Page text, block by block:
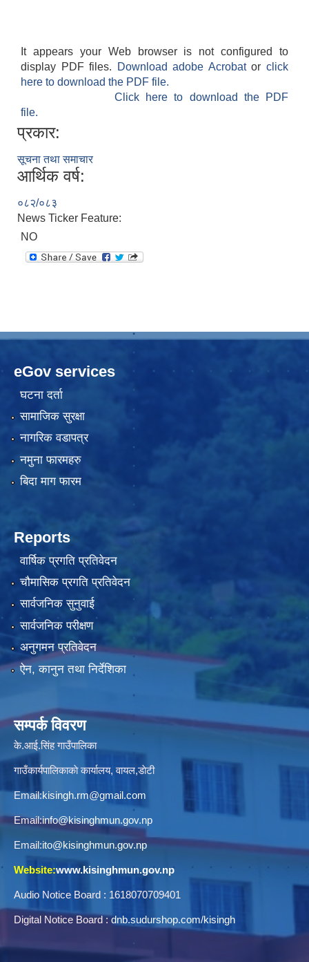
It appears your Web browser is not configured to
display PDF files.
Download adobe Acrobatorclick
here to download the PDF file.
Click here to download the PDF
file.
प्रकार:
सूचना तथा समाचार
आर्थिक वर्ष:
०८२/०८३
News Ticker Feature:
NO
eGov services
घटना दर्ता
सामाजिक सुरक्षा
नागरिक वडापत्र
नमुना फारमहरु
बिदा माग फारम
Reports
वार्षिक प्रगति प्रतिवेदन
चौमासिक प्रगति प्रतिवेदन
सार्वजनिक सुनुवाई
सार्वजनिक परीक्षण
अनुगमन प्रतिवेदन
ऐन, कानुन तथा निर्देशिका
सम्पर्क विवरण
के.आई.सिंह गाउँपालिका
गाउँकार्यपालिकाकाे कार्यालय, वायल,डाेटी
Email:kisingh.rm@gmail.com
Email:info@kisinghmun.gov.np
Email:ito@kisinghmun.gov.np
Website:www.kisinghmun.gov.np
Audio Notice Board : 1618070709401
Digital Notice Board :dnb.sudurshop.com/kisingh